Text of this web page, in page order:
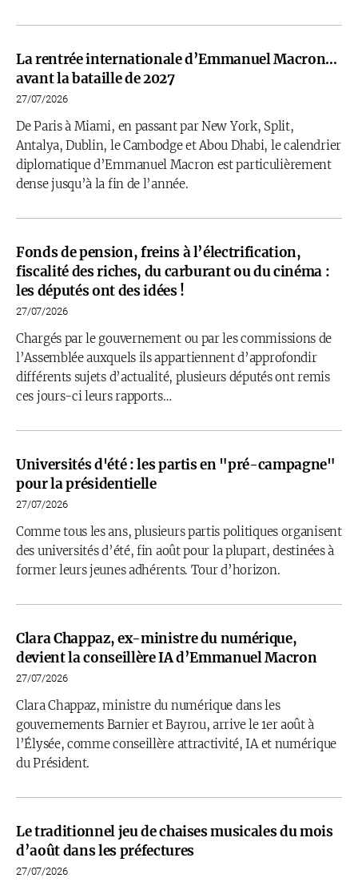
La rentrée internationale d’Emmanuel Macron…
avant la bataille de 2027
27/07/2026
De Paris à Miami, en passant par New York, Split,
Antalya, Dublin, le Cambodge et Abou Dhabi, le calendrier
diplomatique d’Emmanuel Macron est particulièrement
dense jusqu’à la fin de l’année.
Fonds de pension, freins à l’électrification,
fiscalité des riches, du carburant ou du cinéma :
les députés ont des idées !
27/07/2026
Chargés par le gouvernement ou par les commissions de
l’Assemblée auxquels ils appartiennent d’approfondir
différents sujets d’actualité, plusieurs députés ont remis
ces jours-ci leurs rapports…
Universités d'été : les partis en "pré-campagne"
pour la présidentielle
27/07/2026
Comme tous les ans, plusieurs partis politiques organisent
des universités d’été, fin août pour la plupart, destinées à
former leurs jeunes adhérents. Tour d’horizon.
Clara Chappaz, ex-ministre du numérique,
devient la conseillère IA d’Emmanuel Macron
27/07/2026
Clara Chappaz, ministre du numérique dans les
gouvernements Barnier et Bayrou, arrive le 1er août à
l’Élysée, comme conseillère attractivité, IA et numérique
du Président.
Le traditionnel jeu de chaises musicales du mois
d’août dans les préfectures
27/07/2026